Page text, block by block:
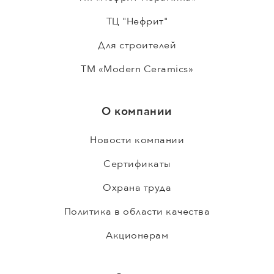
ТЦ "Нефрит"
Для строителей
ТМ «Modern Ceramics»
О компании
Новости компании
Сертификаты
Охрана труда
Политика в области качества
Акционерам